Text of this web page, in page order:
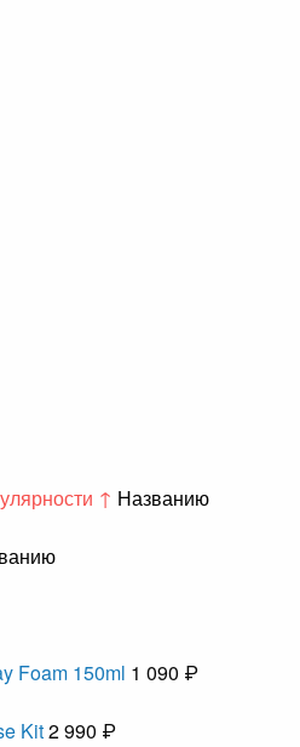
↑ Названию
Foam 150ml 1 090 ₽
Kit2 990 ₽